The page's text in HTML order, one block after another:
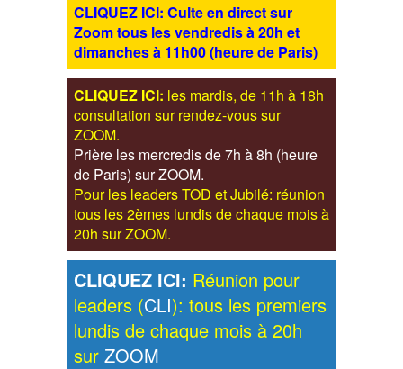
CLIQUEZ ICI: Culte en direct sur
Zoom tous les vendredis à 20h et
dimanches à 11h00 (heure de Paris)
CLIQUEZ ICI: les mardis, de 11h à 18h
consultation sur rendez-vous sur
ZOOM.
Prière les mercredis de 7h à 8h (heure
de Paris) sur ZOOM.
Pour les leaders TOD et Jubilé: réunion
tous les 2èmes lundis de chaque mois à
20h sur ZOOM.
CLIQUEZ ICI: Réunion pour
leaders (CLI): tous les premiers
lundis de chaque mois à 20h
sur ZOOM